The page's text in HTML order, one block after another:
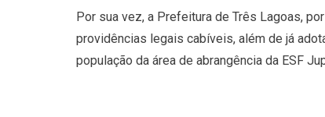
Por sua vez, a Prefeitura de Três Lagoas,
providências legais cabíveis, além de já
população da área de abrangência da ESF